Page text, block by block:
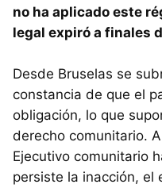
no ha aplicado este
legal expiró a finales
Desde Bruselas se
constancia de que el
obligación, lo que
derecho comunitario.
Ejecutivo comunitario
persiste la inacción, el